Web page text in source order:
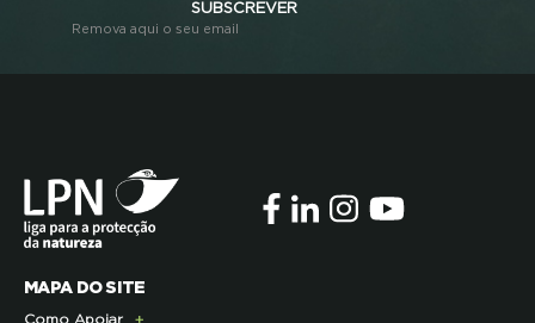
SUBSCREVER
Remova aqui o seu email
MAPA DO SITE
Como Apoiar